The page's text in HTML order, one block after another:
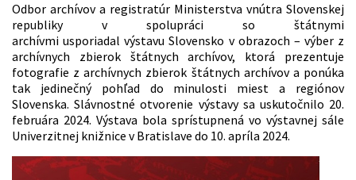
Odbor archívov a registratúr Ministerstva vnútra Slovenskej
republiky v spolupráci so štátnymi
archívmi usporiadal výstavu Slovensko v obrazoch – výber z
archívnych zbierok štátnych archívov, ktorá prezentuje
fotografie z archívnych zbierok štátnych archívov a ponúka
tak jedinečný pohľad do minulosti miest a regiónov
Slovenska. Slávnostné otvorenie výstavy sa uskutočnilo 20.
februára 2024. Výstava bola sprístupnená vo výstavnej sále
Univerzitnej knižnice v Bratislave do 10. apríla 2024.